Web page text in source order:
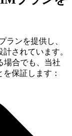
ランを提供し、
されています。
場合でも、当社
保証します：